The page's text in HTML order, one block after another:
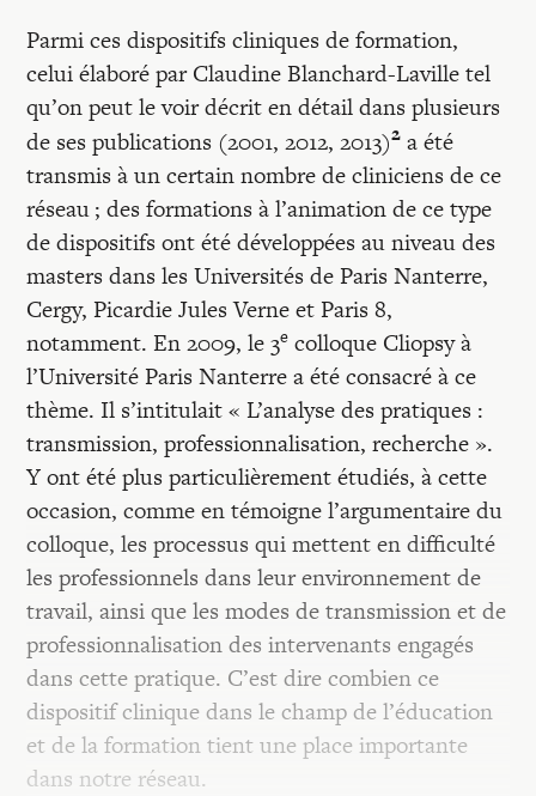
Parmi ces dispositifs cliniques de formation,
celui élaboré par Claudine Blanchard-Laville tel
qu’on peut le voir décrit en détail dans plusieurs
de ses publications (2001, 2012, 2013)2a été
transmis à un certain nombre de cliniciens de ce
réseau ; des formations à l’animation de ce type
de dispositifs ont été développées au niveau des
masters dans les Universités de Paris Nanterre,
Cergy, Picardie Jules Verne et Paris 8,
notamment. En 2009, le 3e colloque Cliopsy à
l’Université Paris Nanterre a été consacré à ce
thème. Il s’intitulait « L’analyse des pratiques :
transmission, professionnalisation, recherche ».
Y ont été plus particulièrement étudiés, à cette
occasion, comme en témoigne l’argumentaire du
colloque, les processus qui mettent en difficulté
les professionnels dans leur environnement de
travail, ainsi que les modes de transmission et de
professionnalisation des intervenants engagés
dans cette pratique. C’est dire combien ce
dispositif clinique dans le champ de l’éducation
et de la formation tient une place importante
dans notre réseau.